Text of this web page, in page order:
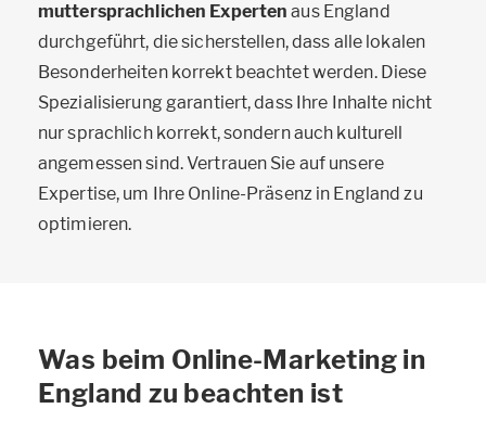
muttersprachlichen Experten aus England
durchgeführt, die sicherstellen, dass alle lokalen
Besonderheiten korrekt beachtet werden. Diese
Spezialisierung garantiert, dass Ihre Inhalte nicht
nur sprachlich korrekt, sondern auch kulturell
angemessen sind. Vertrauen Sie auf unsere
Expertise, um Ihre Online-Präsenz in England zu
optimieren.
Was beim Online-Marketing in
England zu beachten ist